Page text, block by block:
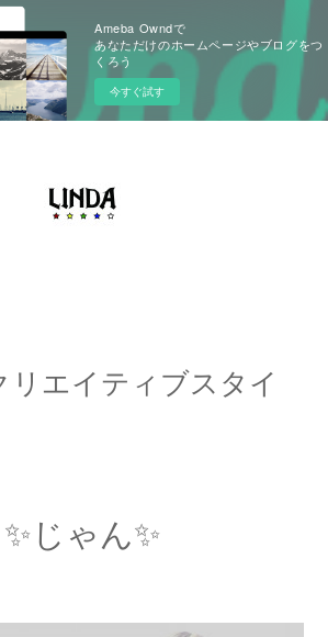
Ameba Owndで
あなただけのホームページやブログをつ
くろう
今すぐ試す
エイティブスタイ
✨じゃん✨